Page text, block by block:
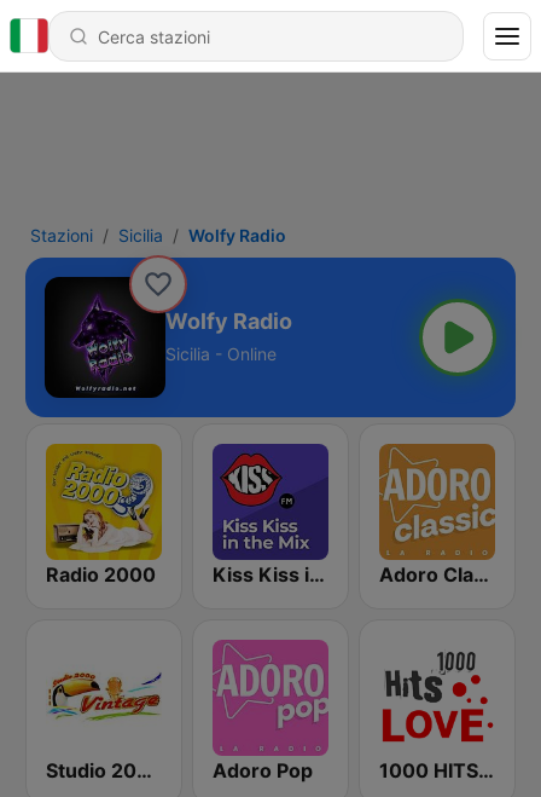
Stazioni Sicilia Wolfy Radio
Wolfy Radio
Sicilia - Online
Radio 2000 Kiss Kiss in the Mix Radio Adoro Classic
Studio 2000 Vintage Adoro Pop 1000 HITS Love